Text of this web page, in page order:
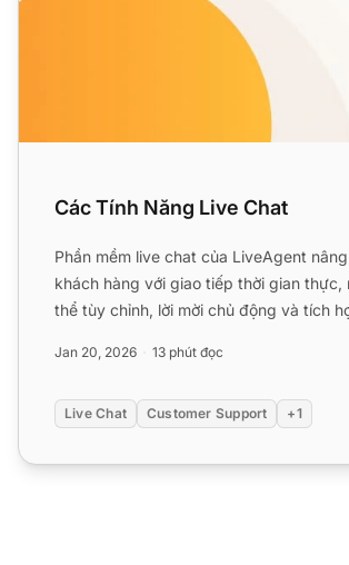
Các Tính Năng Live Chat
Phần mềm live chat của LiveAgent
khách hàng với giao tiếp thời gian thực,
thể tùy chỉnh, lời mời chủ động và tích
Jan 20, 2026 13 phút đọc
Live Chat Customer Support +1